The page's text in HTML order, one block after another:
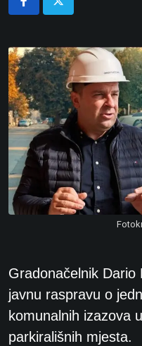
Gradonačelnik
javnu raspravu o
komunalnih izazova
parkirališnih mjesta.